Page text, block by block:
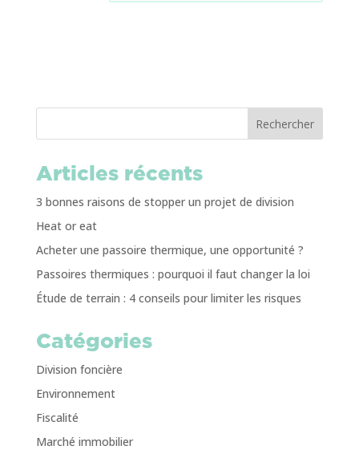
Rechercher
Articles récents
3 bonnes raisons de stopper un projet de division
Heat or eat
Acheter une passoire thermique, une opportunité ?
Passoires thermiques : pourquoi il faut changer la loi
Étude de terrain : 4 conseils pour limiter les risques
Catégories
Division foncière
Environnement
Fiscalité
Marché immobilier